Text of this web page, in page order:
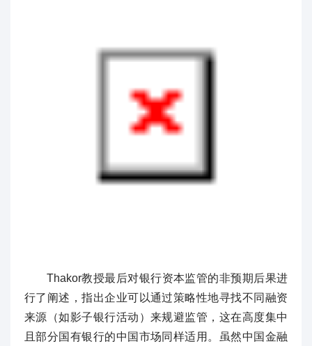
Thakor教授最后对银行资本监管的非预期后果进
行了阐述，指出企业可以通过策略性地寻找不同融资
来源（如影子银行活动）来规避监管，这在高度集中
且部分国有银行的中国市场同样适用。虽然中国金融